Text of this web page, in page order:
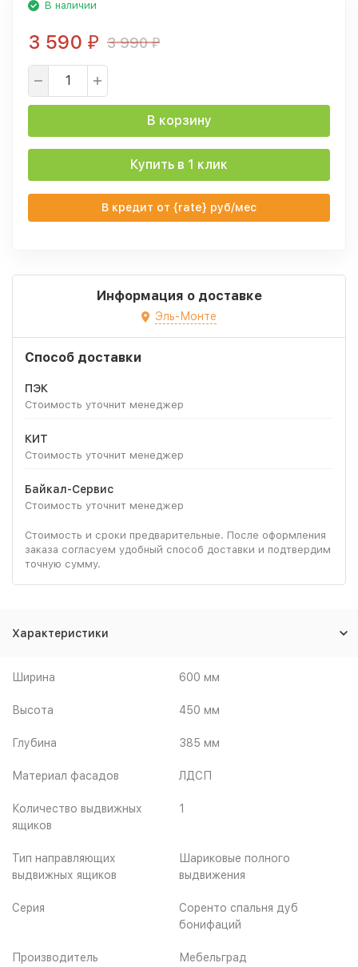
В наличии
3 590 ₽ 3 990₽
В корзину
Купить в 1 клик
В кредит от {rate} руб/мес
Информация о доставке
Эль-Монте
Способ доставки
ПЭК
Стоимость уточнит менеджер
КИТ
Стоимость уточнит менеджер
Байкал-Сервис
Стоимость уточнит менеджер
Стоимость и сроки предварительные. После оформления
заказа согласуем удобный способ доставки и подтвердим
точную сумму.
Характеристики
Ширина 600 мм
Высота 450 мм
Глубина 385 мм
Материал фасадов ЛДСП
Количество выдвижных
ящиков
1
Тип направляющих
выдвижных ящиков
Шариковые полного
выдвижения
Серия
Соренто спальня дуб
бонифаций
Производитель Мебельград